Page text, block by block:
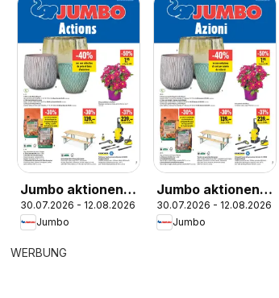
Jumbo aktionen
FR
30.07.2026 - 12.08.2026
Jumbo
Jumbo aktionen
IT
30.07.2026 - 12.08.2026
Jumbo
WERBUNG